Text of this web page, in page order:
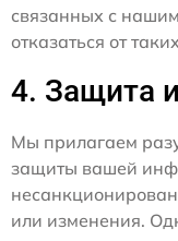
связанных с
отказаться от
4. Защита
Мы прилагаем
защиты вашей
или изменения.